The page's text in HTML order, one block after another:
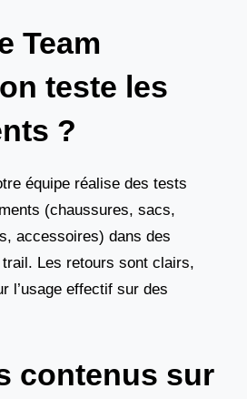
Team
teste les
?
équipe réalise des tests
(chaussures, sacs,
accessoires) dans des
Les retours sont clairs,
l’usage effectif sur des
contenus sur